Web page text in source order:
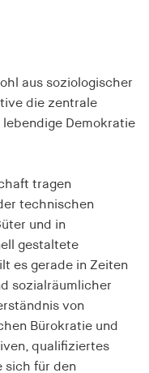
aus soziologischer
die zentrale
Demokratie
tragen
technischen
und in
gestaltete
es gerade in Zeiten
sozialräumlicher
von
Bürokratie und
qualifiziertes
sich für den
des Benutzers